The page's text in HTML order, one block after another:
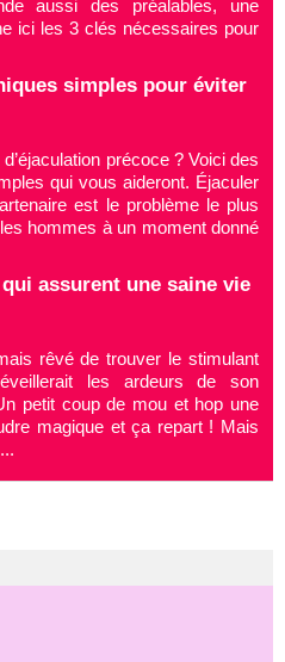
aussi des préalables, une
ici les 3 clés nécessaires pour
simples pour éviter
précoce ? Voici des
qui vous aideront. Éjaculer
est le problème le plus
hommes à un moment donné
assurent une saine vie
rêvé de trouver le stimulant
les ardeurs de son
petit coup de mou et hop une
magique et ça repart ! Mais